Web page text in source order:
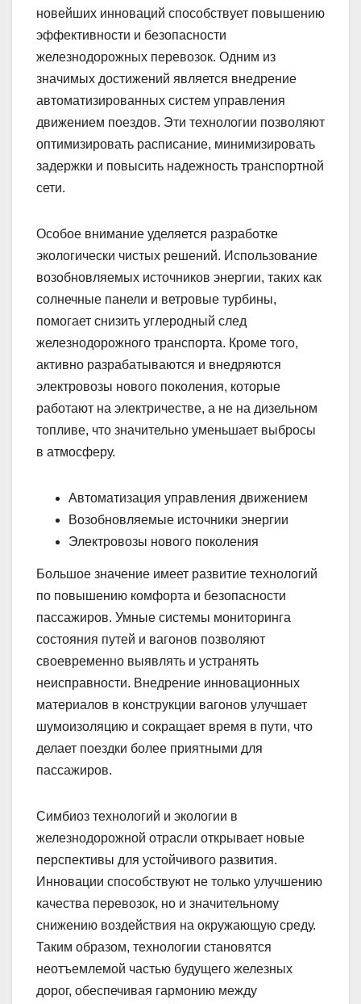
новейших инноваций способствует повышению
эффективности и безопасности
железнодорожных перевозок. Одним из
значимых достижений является внедрение
автоматизированных систем управления
движением поездов. Эти технологии позволяют
оптимизировать расписание, минимизировать
задержки и повысить надежность транспортной
сети.
Особое внимание уделяется разработке
экологически чистых решений. Использование
возобновляемых источников энергии, таких как
солнечные панели и ветровые турбины,
помогает снизить углеродный след
железнодорожного транспорта. Кроме того,
активно разрабатываются и внедряются
электровозы нового поколения, которые
работают на электричестве, а не на дизельном
топливе, что значительно уменьшает выбросы
в атмосферу.
Автоматизация управления движением
Возобновляемые источники энергии
Электровозы нового поколения
Большое значение имеет развитие технологий
по повышению комфорта и безопасности
пассажиров. Умные системы мониторинга
состояния путей и вагонов позволяют
своевременно выявлять и устранять
неисправности. Внедрение инновационных
материалов в конструкции вагонов улучшает
шумоизоляцию и сокращает время в пути, что
делает поездки более приятными для
пассажиров.
Симбиоз технологий и экологии в
железнодорожной отрасли открывает новые
перспективы для устойчивого развития.
Инновации способствуют не только улучшению
качества перевозок, но и значительному
снижению воздействия на окружающую среду.
Таким образом, технологии становятся
неотъемлемой частью будущего железных
дорог, обеспечивая гармонию между